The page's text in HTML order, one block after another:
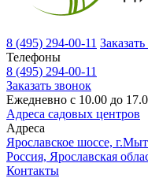
8 (495) 294-00-11
Телефоны
8 (495) 294-00-11
Заказать звонок
Ежедневно с 10.00 до
Адреса садовых центров
Адреса
Ярославское шоссе,
Россия, Ярославская
Контакты